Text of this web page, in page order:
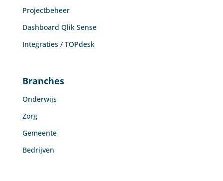
Projectbeheer
Dashboard Qlik Sense
Integraties / TOPdesk
Branches
Onderwijs
Zorg
Gemeente
Bedrijven